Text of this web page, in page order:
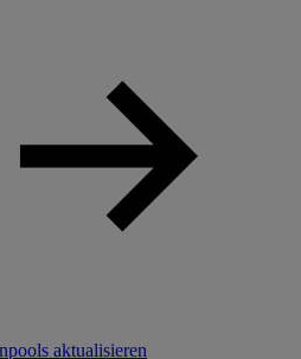
aktualisieren